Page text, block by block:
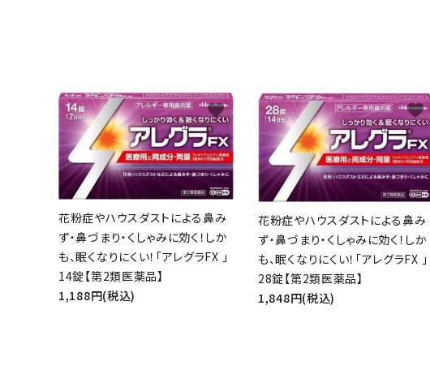
花粉症やハウスダストによる鼻み
ず・鼻づまり・くしゃみに効く！しか
も、眠くなりにくい！「アレグラFX 」
14錠【第2類医薬品】
1,188円(税込)
favorite
花粉症やハウスダストによる鼻み
ず・鼻づまり・くしゃみに効く！しか
も、眠くなりにくい！「アレグラFX 」
28錠【第2類医薬品】
1,848円(税込)
favorite
キーワード
カテゴリー